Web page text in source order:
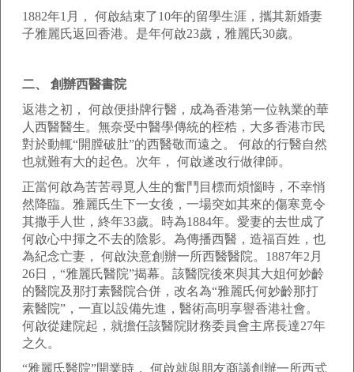
1882年1月， 何啟結束了10年的留學生涯，攜其新婚妻
子雅麗氏返回香港。是年何啟23歲，雅麗氏30歲。
二、 創辦西醫書院
返港之初， 何啟便掛牌行醫，成為香港第一位執業的華
人西醫醫生。無奈受中醫學傳統的桎梏，大多香港市民
對於動輒“開膛破肚”的西醫敬而遠之。 何啟的行醫自然
也就難有大的起色。次年， 何啟遂改行做律師。
正當何啟為苦苦尋覓人生的奮鬥目標而煩惱時，不幸悄
然降臨。雅麗氏生下一女後，一場突如其來的傷寒竟令
其撒手人世，終年33歲。時為1884年。愛妻的去世成了
何啟心中揮之不去的陰影。為傳播西醫，造福百姓，也
為紀念亡妻， 何啟決意創辦一所西醫醫院。1887年2月
26日，“雅麗氏醫院”揭幕。該醫院後來與其大姐何妙齡
的醫院及那打素醫院合併，改名為“雅麗氏何妙齡那打
素醫院”，一直以設備先進，醫術高明享譽香港社會。
何啟從建院起，就擔任該醫院財務委員會主席長達27年
之久。
“雅麗氏醫院”開業時， 何啟就與朋友商議創辦一所西式